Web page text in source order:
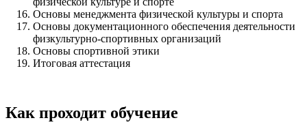
Основы менеджмента физической культуры и спорта
Основы документационного обеспечения деятельности
физкультурно-спортивных организаций
Основы спортивной этики
Итоговая аттестация
Как проходит обучение